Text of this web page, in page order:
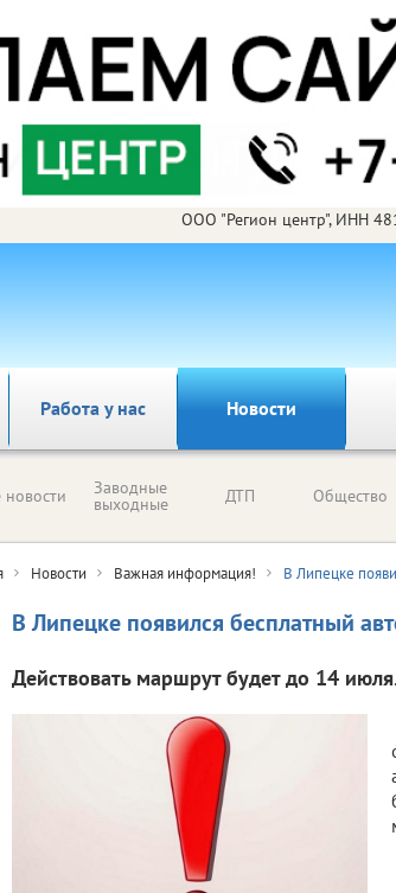
ООО "Регион центр", ИНН
Работа у нас Новости
новости Заводные
выходные ДТП Общество
Новости Важная информация! В Липецке
В Липецке появился бесплатный
Действовать маршрут будет до 14